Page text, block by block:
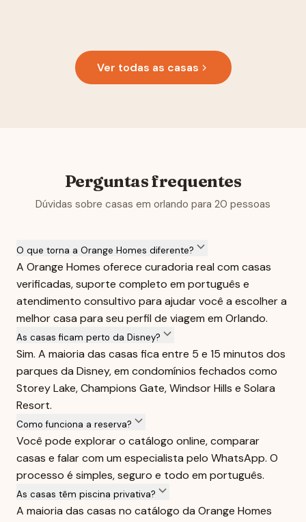
Ver todas as casas
Perguntas frequentes
Dúvidas sobre casas em orlando para 20 pessoas
O que torna a Orange Homes diferente?
A Orange Homes oferece curadoria real com casas
verificadas, suporte completo em português e
atendimento consultivo para ajudar você a escolher a
melhor casa para seu perfil de viagem em Orlando.
As casas ficam perto da Disney?
Sim. A maioria das casas fica entre 5 e 15 minutos dos
parques da Disney, em condomínios fechados como
Storey Lake, Champions Gate, Windsor Hills e Solara
Resort.
Como funciona a reserva?
Você pode explorar o catálogo online, comparar
casas e falar com um especialista pelo WhatsApp. O
processo é simples, seguro e todo em português.
As casas têm piscina privativa?
A maioria das casas no catálogo da Orange Homes